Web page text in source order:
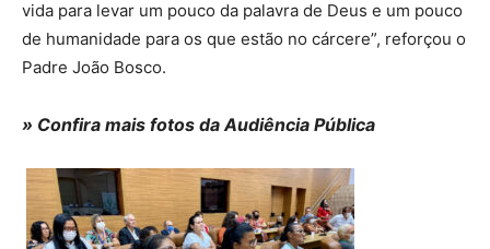
vida para levar um pouco da palavra de Deus e um pouco
de humanidade para os que estão no cárcere”, reforçou o
Padre João Bosco.
» Confira mais fotos da Audiência Pública